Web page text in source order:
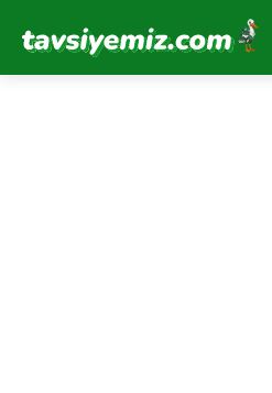
Tavsiyemiz Anasayfa